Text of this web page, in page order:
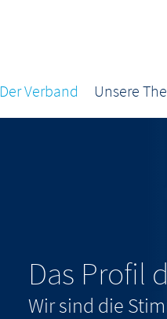
Der Verband Unsere
Das Profil
Wir sind die